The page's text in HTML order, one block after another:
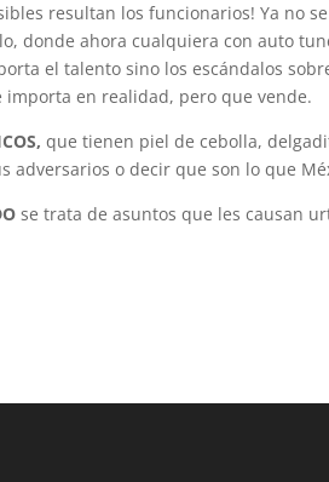
resultan los funcionarios! Ya no
donde ahora cualquiera con auto
el talento sino los escándalos
importa en realidad, pero que vende.
que tienen piel de cebolla,
adversarios o decir que son lo que
se trata de asuntos que les causan